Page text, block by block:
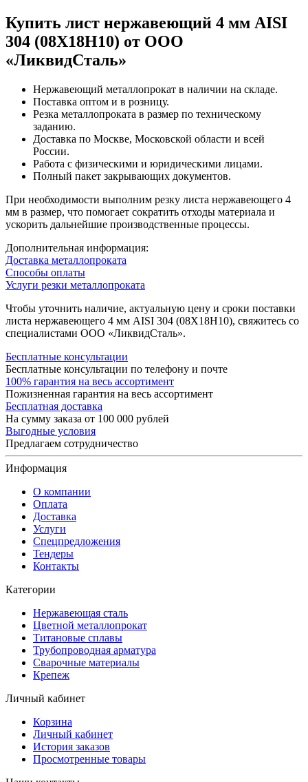
Купить лист нержавеющий 4 мм AISI
304 (08Х18Н10) от ООО
«ЛиквидСталь»
Нержавеющий металлопрокат в наличии на складе.
Поставка оптом и в розницу.
Резка металлопроката в размер по техническому
заданию.
Доставка по Москве, Московской области и всей
России.
Работа с физическими и юридическими лицами.
Полный пакет закрывающих документов.
При необходимости выполним резку листа нержавеющего 4
мм в размер, что помогает сократить отходы материала и
ускорить дальнейшие производственные процессы.
Дополнительная информация:
Доставка металлопроката
Способы оплаты
Услуги резки металлопроката
Чтобы уточнить наличие, актуальную цену и сроки поставки
листа нержавеющего 4 мм AISI 304 (08Х18Н10), свяжитесь со
специалистами ООО «ЛиквидСталь».
Бесплатные консультации
Бесплатные консультации по телефону и почте
100% гарантия на весь ассортимент
Пожизненная гарантия на весь ассортимент
Бесплатная доставка
На сумму заказа от 100 000 рублей
Выгодные условия
Предлагаем сотрудничество
Информация
О компании
Оплата
Доставка
Услуги
Спецпредложения
Тендеры
Контакты
Категории
Нержавеющая сталь
Цветной металлопрокат
Титановые сплавы
Трубопроводная арматура
Сварочные материалы
Крепеж
Личный кабинет
Корзина
Личный кабинет
История заказов
Просмотренные товары